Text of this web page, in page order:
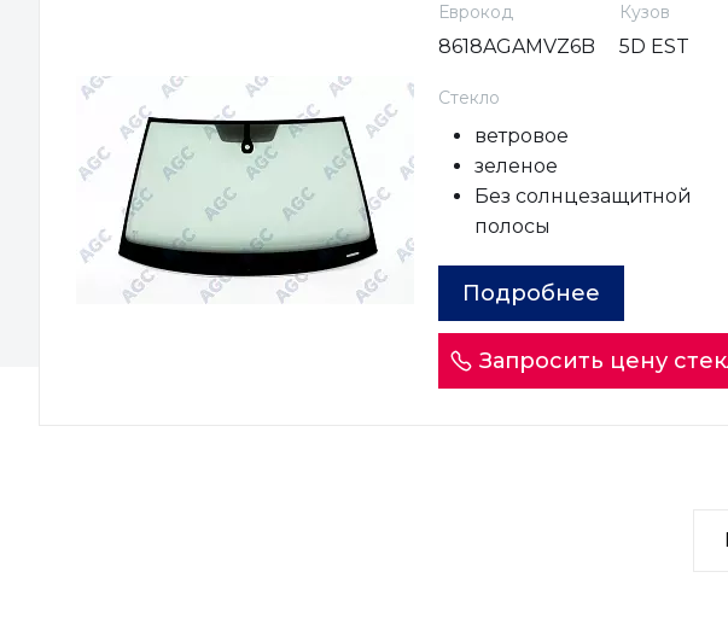
Еврокод
8618AGAMVZ6B
Кузов
5D EST
Стекло
ветровое
зеленое
Без солнцезащитной
полосы
Подробнее
Запросить цену